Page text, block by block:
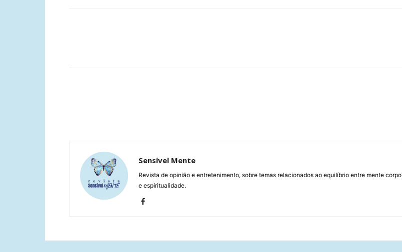
Sensível Mente
Revista de opinião e entretenimento, sobre temas relacionados ao equilíbrio entre mente corpo
e espiritualidade.